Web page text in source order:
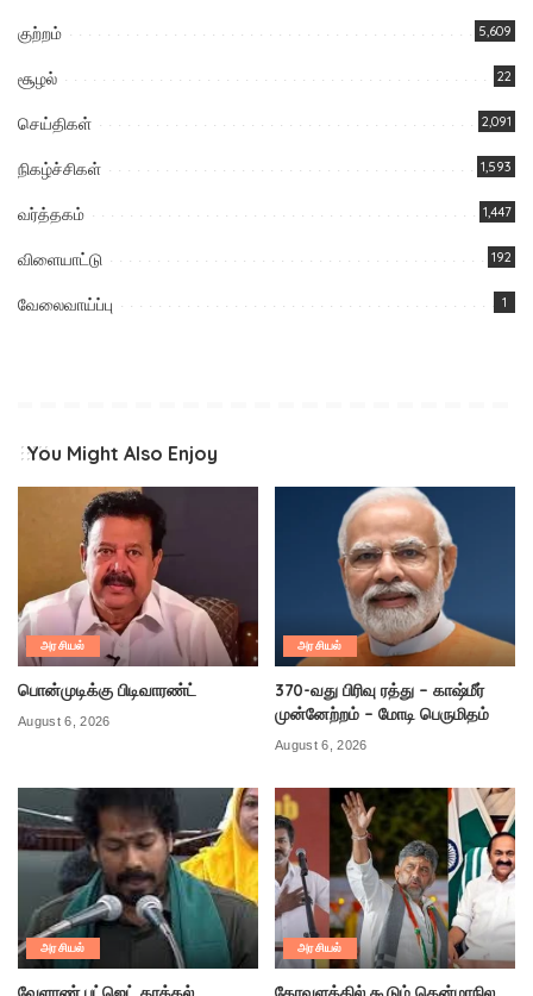
குற்றம் 5,609
சூழல் 22
செய்திகள் 2,091
நிகழ்ச்சிகள் 1,593
வர்த்தகம் 1,447
விளையாட்டு 192
வேலைவாய்ப்பு 1
You Might Also Enjoy
அரசியல்
பொன்முடிக்கு பிடிவாரண்ட்
August 6, 2026
அரசியல்
370-வது பிரிவு ரத்து – காஷ்மீர்
முன்னேற்றம் – மோடி பெருமிதம்
August 6, 2026
அரசியல்
வேளாண் பட்ஜெட் தாக்கல்
அரசியல்
கோவளத்தில் கூடும் தென்மாநில